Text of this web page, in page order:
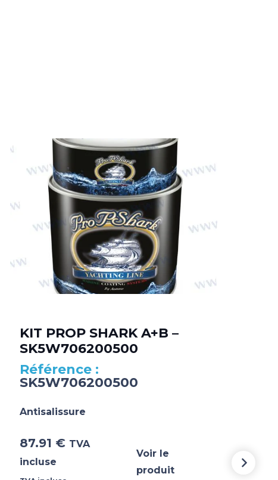
KIT PROP SHARK A+B –
SK5W706200500
SK5W706200500
Antisalissure
87.91 € TVA
incluse
Voir le
produit